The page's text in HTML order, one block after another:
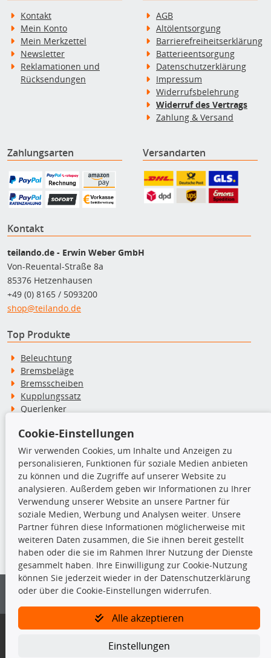
Kontakt
Mein Konto
Mein Merkzettel
Newsletter
Reklamationen und
Rücksendungen
AGB
Altölentsorgung
Barrierefreiheitserklärung
Batterieentsorgung
Datenschutzerklärung
Impressum
Widerrufsbelehrung
Widerruf des Vertrags
Zahlung & Versand
Zahlungsarten Versandarten
Kontakt
teilando.de - Erwin Weber GmbH
Von-Reuental-Straße 8a
85376 Hetzenhausen
+49 (0) 8165 / 5093200
shop@teilando.de
Top Produkte
Beleuchtung
Bremsbeläge
Bremsscheiben
Kupplungssatz
Querlenker
Stoßdämpfer
TecDoc Inside
Die hier angezeigten Daten insbesondere die gesamte Datenbank dürfen
nicht kopiert werden.
Es ist zu unterlassen, die Daten oder die gesamte Datenbank ohne
vorherige Zustimmung von TecDoc zu vervielfältigen, zu verbreiten
und/oder diese Handlungen durch Dritte ausführen zu lassen. Ein
Bitte prüfen Sie, ob das über unseren Onlineshop identifizierte Ersatzteil
Gegebenenfalls sind ergänzende Informationen notwendig, um
Cookie-Einstellungen
Wir verwenden Cookies, um Inhalte und Anzeigen zu
personalisieren, Funktionen für soziale Medien anbieten
zu können und die Zugriffe auf unserer Website zu
analysieren. Außerdem geben wir Informationen zu Ihrer
Verwendung unserer Website an unsere Partner für
soziale Medien, Werbung und Analysen weiter. Unsere
Partner führen diese Informationen möglicherweise mit
weiteren Daten zusammen, die Sie ihnen bereit gestellt
haben oder die sie im Rahmen Ihrer Nutzung der Dienste
gesammelt haben. Ihre Einwilligung zur Cookie-Nutzung
können Sie jederzeit wieder in der Datenschutzerklärung
oder über die Cookie-Einstellungen widerrufen.
Alle akzeptieren
Einstellungen